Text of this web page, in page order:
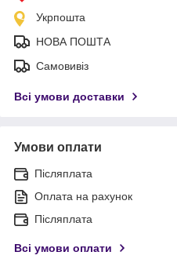
Укрпошта
НОВА ПОШТА
Самовивіз
Всі умови доставки
Умови оплати
Післяплата
Оплата на рахунок
Післяплата
Всі умови оплати